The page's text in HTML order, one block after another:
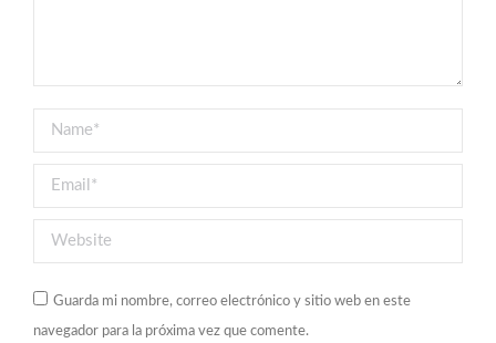
Name *
Email *
Website
Guarda mi nombre, correo electrónico y sitio web en este
navegador para la próxima vez que comente.